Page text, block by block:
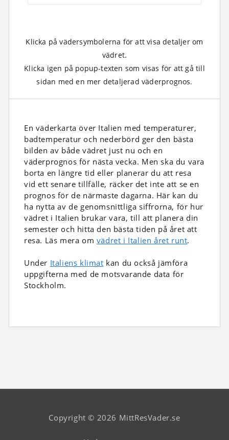
Klicka på vädersymbolerna för att visa detaljer om
vädret.
Klicka igen på popup-texten som visas för att gå till
sidan med en mer detaljerad väderprognos.
En väderkarta över Italien med temperaturer,
badtemperatur och nederbörd ger den bästa
bilden av både vädret just nu och en
väderprognos för nästa vecka. Men ska du vara
borta en längre tid eller planerar du att resa
vid ett senare tillfälle, räcker det inte att se en
prognos för de närmaste dagarna. Här kan du
ha nytta av de genomsnittliga siffrorna, för hur
vädret i Italien brukar vara, till att planera din
semester och hitta den bästa tiden på året att
resa. Läs mera om vädret i Italien året runt.
Under Italiens klimat kan du också jämföra
uppgifterna med de motsvarande data för
Stockholm.
Copyright © 2026 MittResVader.se